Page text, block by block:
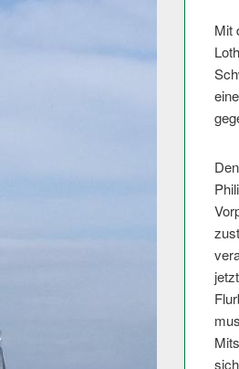
Mit